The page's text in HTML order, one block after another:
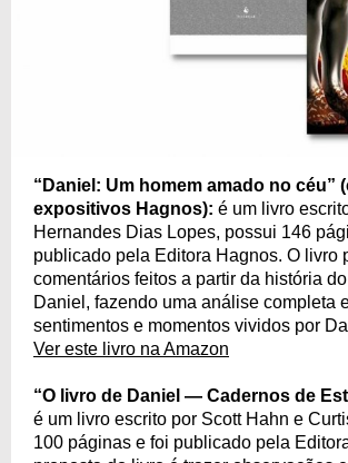
“Daniel: Um homem amado no céu”
expositivos Hagnos): é um livro
Hernandes Dias Lopes, possui 146
publicado pela Editora Hagnos. O livro
comentários feitos a partir da história
Daniel, fazendo uma análise completa
sentimentos e momentos vividos por
Ver este livro na Amazon
“O livro de Daniel — Cadernos de
é um livro escrito por Scott Hahn e
100 páginas e foi publicado pela